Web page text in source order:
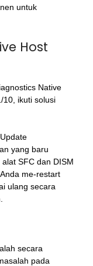
untuk
Host
Native
10, ikuti solusi
yang baru
SFC dan DISM
me-restart
ulang secara
secara
pada